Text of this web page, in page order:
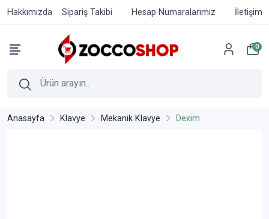
Hakkımızda Sipariş Takibi Hesap Numaralarımız İletişim
0
Anasayfa Klavye Mekanik Klavye Dexim